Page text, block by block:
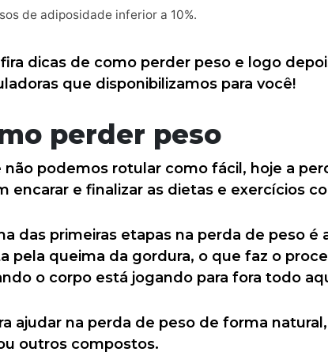
de adiposidade inferior a 10%.
dicas de como perder peso e logo
que disponibilizamos para você!
perder peso
não podemos rotular como fácil, hoje a
encarar e finalizar as dietas e exercícios
das primeiras etapas na perda de peso é
pela queima da gordura, o que faz o
o corpo está jogando para fora todo
ajudar na perda de peso de forma
outros compostos.